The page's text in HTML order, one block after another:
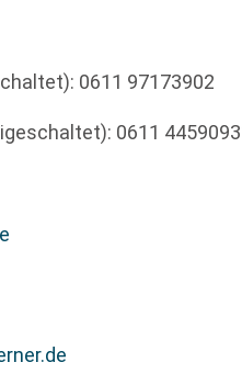
0611 97173902
0611